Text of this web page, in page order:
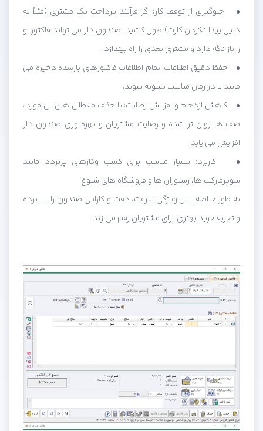
• جلوگیری از توقف کار: اگر فرآیند پرداخت یک مشتری (مثلاً به
دلیل پیدا نکردن کارت) طول کشید، صندوق دار می تواند فاکتور او
را باز نگه دارد و مشتری بعدی را راه بیندازد.
• حفظ دقیق اطلاعات: تمام اطلاعات فاکتورهای بازشده ذخیره می
مانند تا در زمان مناسب تسویه شوند.
• کاهش ازدحام و افزایش رضایت: با حذف معطلی های بی مورد،
صف ها روان تر شده و رضایت مشتریان و بهره وری صندوق دار
افزایش می یابد.
• کاربرد: بسیار مناسب برای کسب وکارهای پرتردد مانند
سوپرمارکت ها، رستوران ها و فروشگاه های شلوغ.
به طور خلاصه، این ویژگی سرعت، دقت و کارایی صندوق را بالا برده
و تجربه خرید بهتری برای مشتریان رقم می زند.